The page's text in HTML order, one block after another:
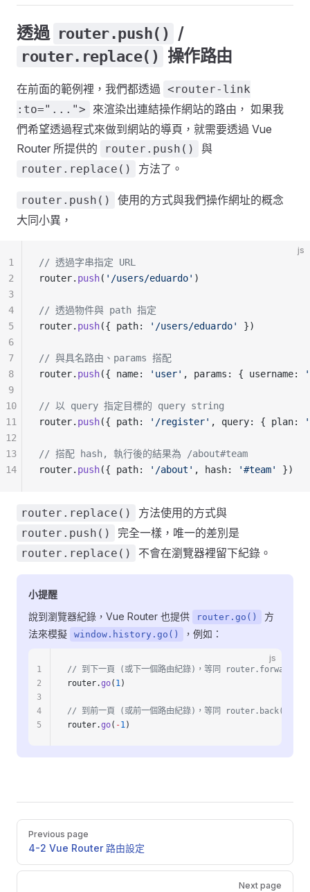
透過 router.push() /
router.replace() 操作路由
在前面的範例裡，我們都透過 <router-link
:to="...">
來渲染出連結操作網站的路由， 如果我
們希望透過程式來做到網站的導頁，就需要透過 Vue
Router 所提供的
router.push() 與
router.replace() 方法了。
router.push()
使用的方式與我們操作網址的概念
大同小異，
js
// 透過字串指定 URL
router. push( '/users/eduardo' )
// 透過物件與 path 指定
router. push({ path: '/users/eduardo' })
// 與具名路由、params 搭配
router. push({ name: 'user' , params: { username:
// 以 query 指定目標的 query string
router. push({ path: '/register' , query: { plan:
// 搭配 hash, 執行後的結果為 /about#team
router. push({ path: '/about' , hash: '#team' })
1
2
3
4
5
6
7
8
9
10
11
12
13
14
router.replace() 方法使用的方式與
router.push() 完全一樣，唯一的差別是
router.replace() 不會在瀏覽器裡留下紀錄。
小提醒
說到瀏覽器紀錄，Vue Router 也提供
router.go()
方
法來模擬
window.history.go() ，例如：
js
// 到下一頁 (或下一個路由紀錄)，等同 router.forward()
router.go( 1)
// 到前一頁 (或前一個路由紀錄)，等同 router.back()
router.go( -1)
1
2
3
4
5
Pager
Previous page
4-2 Vue Router 路由設定
Next page